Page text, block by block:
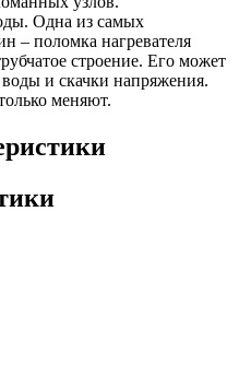
Одна из самых
– поломка нагревателя
строение. Его может
и скачки напряжения.
меняют.